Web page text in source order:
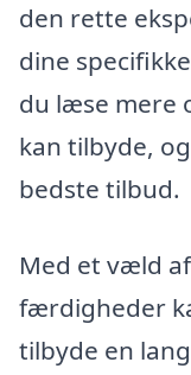
den rette
dine
du læse mere
kan tilbyde,
bedste tilbud.
Med et væld
færdigheder
tilbyde en